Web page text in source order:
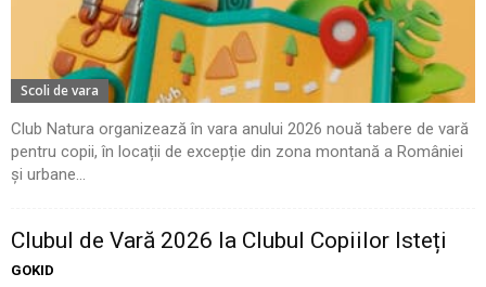
Scoli de vara
Club Natura organizează în vara anului 2026 nouă tabere de vară
pentru copii, în locații de excepție din zona montană a României
și urbane...
Clubul de Vară 2026 la Clubul Copiilor Isteți
GOKID